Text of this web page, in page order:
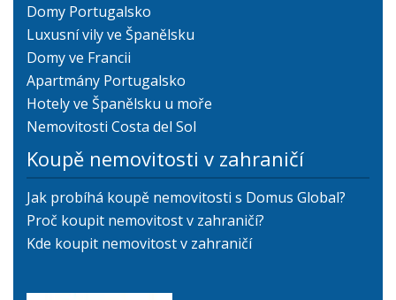
Domy Portugalsko
Luxusní vily ve Španělsku
Domy ve Francii
Apartmány Portugalsko
Hotely ve Španělsku u moře
Nemovitosti Costa del Sol
Koupě nemovitosti v zahraničí
Jak probíhá koupě nemovitosti s Domus Global?
Proč koupit nemovitost v zahraničí?
Kde koupit nemovitost v zahraničí